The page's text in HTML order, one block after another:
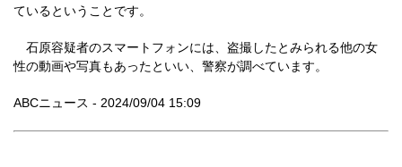
ているということです。
石原容疑者のスマートフォンには、盗撮したとみられる他の女
性の動画や写真もあったといい、警察が調べています。
ABCニュース - 2024/09/04 15:09